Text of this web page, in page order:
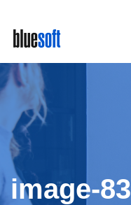
main
content
image-83